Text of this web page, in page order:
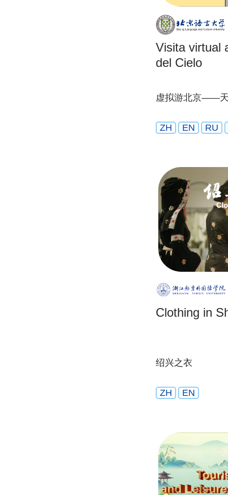
Visita virtual
del Cielo
虚拟游北京——
ZH EN RU
Clothing in
绍兴之衣
ZH EN